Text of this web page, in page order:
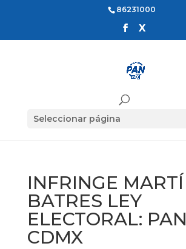
86231000
Seleccionar página
INFRINGE MARTÍ
BATRES LEY
ELECTORAL: PAN
CDMX